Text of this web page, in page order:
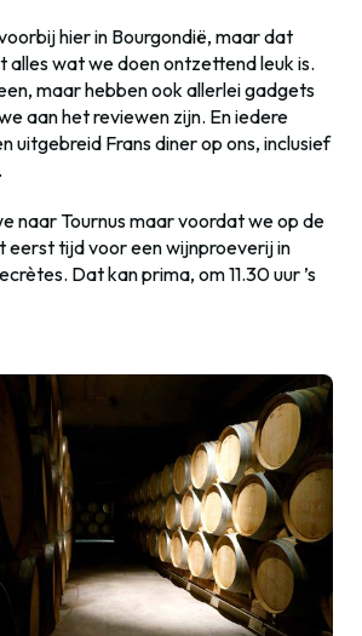
hier in Bourgondië, maar dat
alles wat we doen ontzettend leuk is.
maar hebben ook allerlei gadgets
aan het reviewen zijn. En iedere
uitgebreid Frans diner op ons, inclusief
naar Tournus maar voordat we op de
eerst tijd voor een wijnproeverij in
Dat kan prima, om 11.30 uur ’s